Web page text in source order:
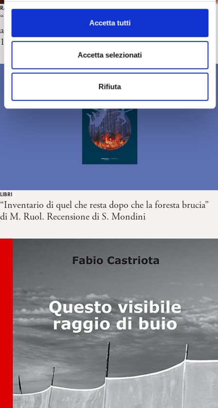
l
o
e
Accetta tutti
Accetta selezionati
Rifiuta
RASSEGNA STAMPA
“I social e lo smartphone minacciano l’identità degli
adolescenti” di F. De Masi. Il Corriere della Sera,
1/6/2025
LIBRI
“Inventario di quel che resta dopo che la foresta brucia”
di M. Ruol. Recensione di S. Mondini